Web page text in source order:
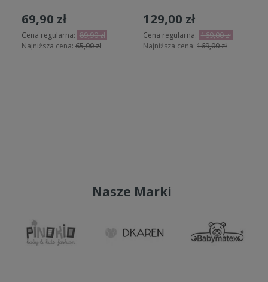
69,90 zł
Cena regularna: 89,90 zł
Najniższa cena: 65,00 zł
129,00 zł
Cena regularna: 169,00 zł
Najniższa cena: 169,00 zł
Nasze Marki